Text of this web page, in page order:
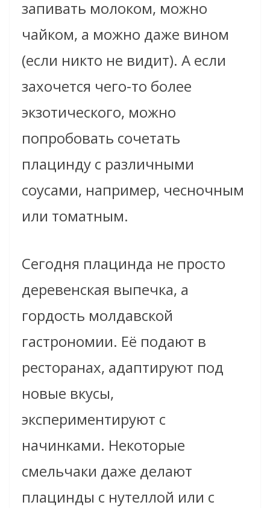
запивать молоком, можно
чайком, а можно даже вином
(если никто не видит). А если
захочется чего-то более
экзотического, можно
попробовать сочетать
плацинду с различными
соусами, например, чесночным
или томатным.
Сегодня плацинда не просто
деревенская выпечка, а
гордость молдавской
гастрономии. Её подают в
ресторанах, адаптируют под
новые вкусы,
экспериментируют с
начинками. Некоторые
смельчаки даже делают
плацинды с нутеллой или с